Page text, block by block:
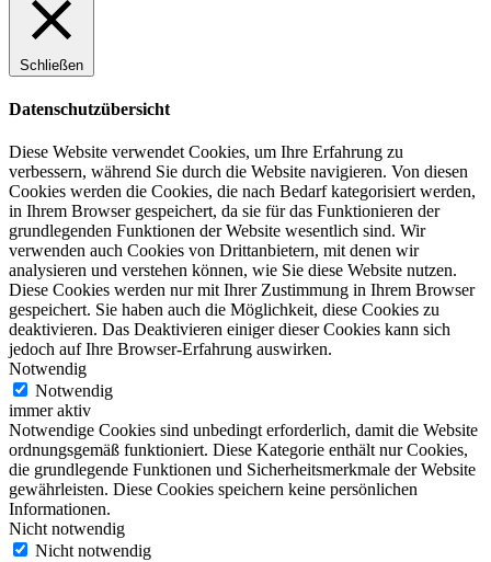
Schließen
Datenschutzübersicht
Diese Website verwendet Cookies, um Ihre Erfahrung zu
verbessern, während Sie durch die Website navigieren. Von diesen
Cookies werden die Cookies, die nach Bedarf kategorisiert werden,
in Ihrem Browser gespeichert, da sie für das Funktionieren der
grundlegenden Funktionen der Website wesentlich sind. Wir
verwenden auch Cookies von Drittanbietern, mit denen wir
analysieren und verstehen können, wie Sie diese Website nutzen.
Diese Cookies werden nur mit Ihrer Zustimmung in Ihrem Browser
gespeichert. Sie haben auch die Möglichkeit, diese Cookies zu
deaktivieren. Das Deaktivieren einiger dieser Cookies kann sich
jedoch auf Ihre Browser-Erfahrung auswirken.
Notwendig
Notwendig
immer aktiv
Notwendige Cookies sind unbedingt erforderlich, damit die Website
ordnungsgemäß funktioniert. Diese Kategorie enthält nur Cookies,
die grundlegende Funktionen und Sicherheitsmerkmale der Website
gewährleisten. Diese Cookies speichern keine persönlichen
Informationen.
Nicht notwendig
Nicht notwendig